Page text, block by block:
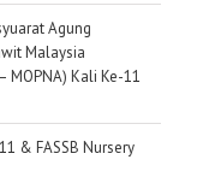
Agung
Malaysia
MOPNA) Kali Ke-11
& FASSB Nursery